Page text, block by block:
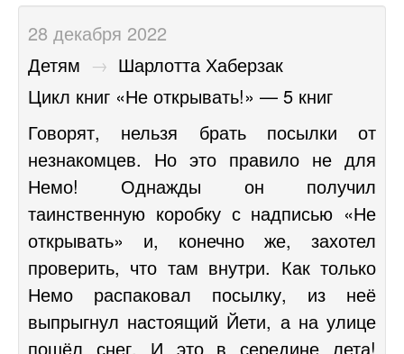
28 декабря 2022
Детям → Шарлотта Хаберзак
Цикл книг «Не открывать!» — 5 книг
Говорят, нельзя брать посылки от
незнакомцев. Но это правило не для
Немо! Однажды он получил
таинственную коробку с надписью «Не
открывать» и, конечно же, захотел
проверить, что там внутри. Как только
Немо распаковал посылку, из неё
выпрыгнул настоящий Йети, а на улице
пошёл снег. И это в середине лета!